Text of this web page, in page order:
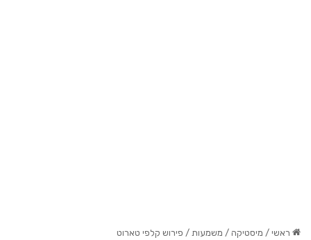
ראשי / מיסטיקה / משמעות / פירוש קלפי טארוט